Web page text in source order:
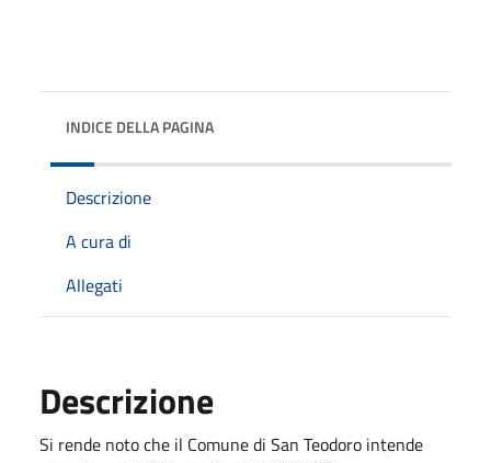
INDICE DELLA PAGINA
Descrizione
A cura di
Allegati
Descrizione
Si rende noto che il Comune di San Teodoro intende